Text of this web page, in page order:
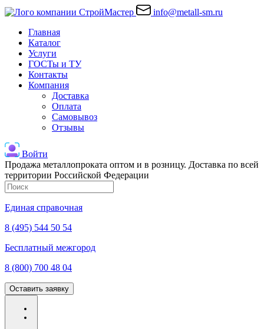
info@metall-sm.ru
Главная
Каталог
Услуги
ГОСТы и ТУ
Контакты
Компания
Доставка
Оплата
Самовывоз
Отзывы
Войти
Продажа металлопроката оптом и в розницу. Доставка по всей
территории Российской Федерации
Единая справочная
8 (495) 544 50 54
Бесплатный межгород
8 (800) 700 48 04
Оставить заявку